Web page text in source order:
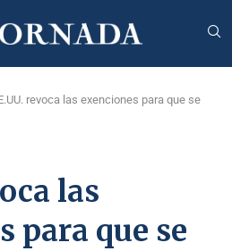
revoca las exenciones para que se
las
para que se